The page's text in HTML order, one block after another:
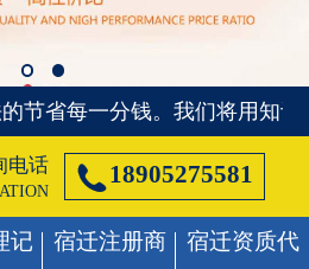
宿迁公司注销
宿迁客户案例
节省每一分钱。 我们将用知识
电话  18905275581
记
宿迁注册商
宿迁资质代